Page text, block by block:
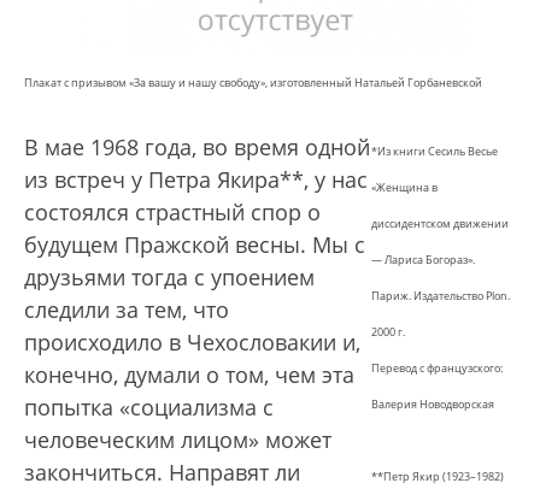
Плакат с призывом «За вашу и нашу свободу», изготовленный Натальей Горбаневской
*Из книги Сесиль Весье
«Женщина в
диссидентском движении
— Лариса Богораз».
Париж. Издательство Plon.
2000 г.
Перевод с французского:
Валерия Новодворская
**Петр Якир (1923–1982)
В мае 1968 года, во время одной
из встреч у Петра Якира**, у нас
состоялся страстный спор о
будущем Пражской весны. Мы с
друзьями тогда с упоением
следили за тем, что
происходило в Чехословакии и,
конечно, думали о том, чем эта
попытка «социализма с
человеческим лицом» может
закончиться. Направят ли